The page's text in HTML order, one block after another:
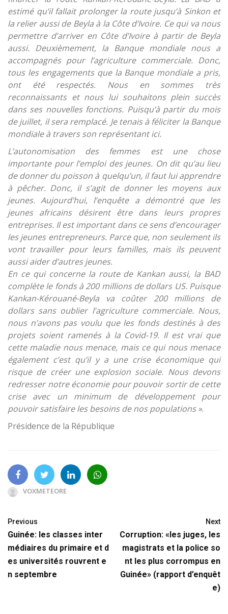
estimé qu’il fallait prolonger la route jusqu’à Sinkon et
la relier aussi de Beyla à la Côte d’Ivoire. Ce qui va nous
permettre d’arriver en Côte d’Ivoire à partir de Beyla
aussi. Deuxièmement, la Banque mondiale nous a
accompagnés pour l’agriculture commerciale. Donc,
tous les engagements que la Banque mondiale a pris,
ont été respectés. Nous en sommes très
reconnaissants et nous lui souhaitons plein succès
dans ses nouvelles fonctions. Puisqu’à partir du mois
de juillet, il sera remplacé. Je tenais à féliciter la Banque
mondiale à travers son représentant ici.
L’autonomisation des femmes est une chose
importante pour l’emploi des jeunes. On dit qu’au lieu
de donner du poisson à quelqu’un, il faut lui apprendre
à pêcher. Donc, il s’agit de donner les moyens aux
jeunes. Aujourd’hui, l’enquête a démontré que les
jeunes africains désirent être dans leurs propres
entreprises. Il est important dans ce sens d’encourager
les jeunes entrepreneurs. Parce que, non seulement ils
vont travailler pour leurs familles, mais ils peuvent
aussi aider d’autres jeunes.
En ce qui concerne la route de Kankan aussi, la BAD
complète le fonds à 200 millions de dollars US. Puisque
Kankan-Kérouané-Beyla va coûter 200 millions de
dollars sans oublier l’agriculture commerciale. Nous,
nous n’avons pas voulu que les fonds destinés à des
projets soient ramenés à la Covid-19. Il est vrai que
cette maladie nous menace, mais ce qui nous menace
également c’est qu’il y a une crise économique qui
risque de créer une explosion sociale. Nous devons
redresser notre économie pour pouvoir sortir de cette
crise avec un minimum de développement pour
pouvoir satisfaire les besoins de nos populations ».
Présidence de la République
VOXMETEORE
Previous
Guinée: les classes inter
médiaires du primaire et d
es universités rouvrent e
n septembre
Next
Corruption: «les juges, les
magistrats et la police so
nt les plus corrompus en
Guinée» (rapport d’enquêt
e)